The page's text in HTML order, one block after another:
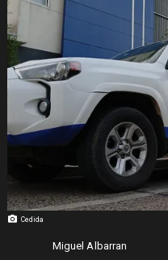
Cedida
Miguel Albarran